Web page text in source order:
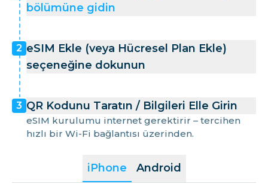
iPhone Android
bölümüne gidin
2 eSIM Ekle (veya Hücresel Plan Ekle)
seçeneğine dokunun
3 QR Kodunu Taratın / Bilgileri Elle Girin
eSIM kurulumu internet gerektirir – tercihen
hızlı bir Wi-Fi bağlantısı üzerinden.